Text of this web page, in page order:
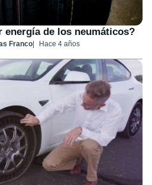
energía de los neumáticos?
Franco Hace 4 años